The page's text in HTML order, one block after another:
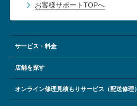
お客様サポートTOPへ
サービス・料金
店舗を探す
オンライン修理見積もりサービス（配送修理）